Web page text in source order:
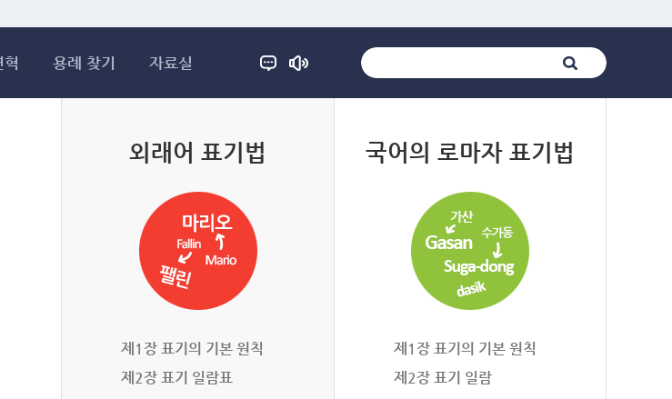
용례 찾기 자료실
외래어 표기법
제1장 표기의 기본 원칙
제2장 표기 일람표
국어의 로마자 표기법
제1장 표기의 기본 원칙
제2장 표기 일람